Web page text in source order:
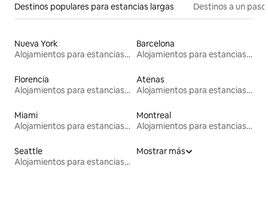
Destinos populares para estancias largas Destinos a un
Nueva York
Alojamientos para estancias largas
Barcelona
Alojamientos para estancias largas
Florencia
Alojamientos para estancias largas
Atenas
Alojamientos para estancias largas
Miami
Alojamientos para estancias largas
Montreal
Alojamientos para estancias largas
Seattle
Alojamientos para estancias largas
Mostrar más